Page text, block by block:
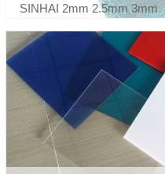
SINHAI 2mm 2.5mm 3mm
Reljefni Dijamantski Lexan
Polikarbonatni Lim